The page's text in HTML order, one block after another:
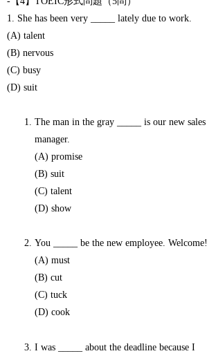
1. She has been very _____ lately due to work.
(A) talent
(B) nervous
(C) busy
(D) suit
The man in the gray _____ is our new sales
manager.
(A) promise
(B) suit
(C) talent
(D) show
You _____ be the new employee. Welcome!
(A) must
(B) cut
(C) tuck
(D) cook
I was _____ about the deadline because I